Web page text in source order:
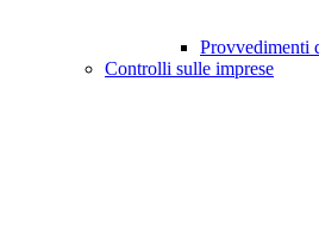
Provvedimenti
Controlli sulle imprese